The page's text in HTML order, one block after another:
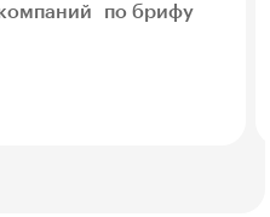
по брифу